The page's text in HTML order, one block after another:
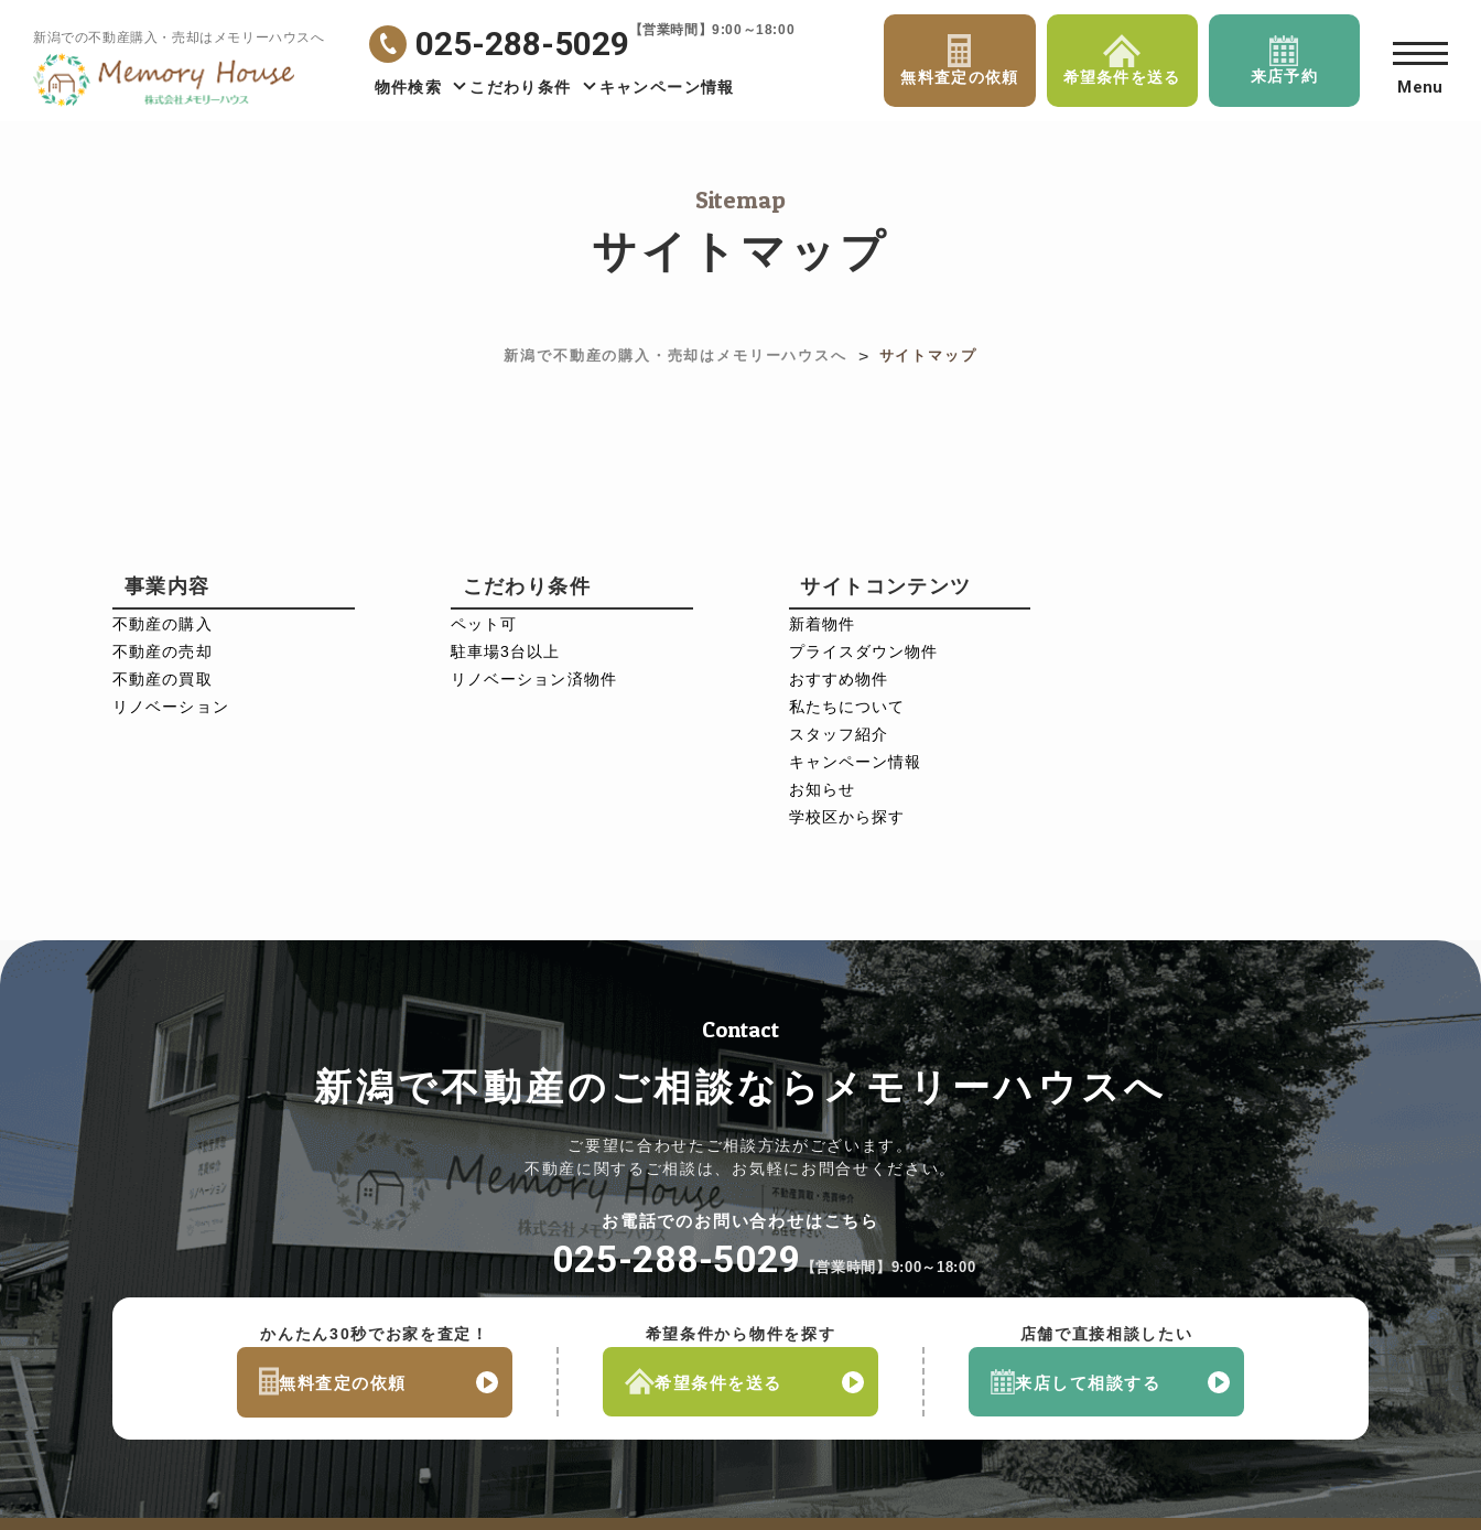
新潟での不動産購入・売却はメモリーハウスへ 025-288-5029 【営業時間】9:00～18:00
物件検索 こだわり条件 キャンペーン情報
無料査定の依頼 希望条件を送る 来店予約
Menu
Sitemap
サイトマップ
新潟で不動産の購入・売却はメモリーハウスへ > サイトマップ
事業内容
不動産の購入
不動産の売却
不動産の買取
リノベーション
こだわり条件
ペット可
駐車場3台以上
リノベーション済物件
サイトコンテンツ
新着物件
プライスダウン物件
おすすめ物件
私たちについて
スタッフ紹介
キャンペーン情報
お知らせ
学校区から探す
Contact
新潟で不動産のご相談ならメモリーハウスへ
ご要望に合わせたご相談方法がございます。
不動産に関するご相談は、お気軽にお問合せください。
お電話でのお問い合わせはこちら
025-288-5029【営業時間】9:00～18:00
かんたん30秒でお家を査定！
無料査定の依頼
希望条件から物件を探す
希望条件を送る
店舗で直接相談したい
来店して相談する